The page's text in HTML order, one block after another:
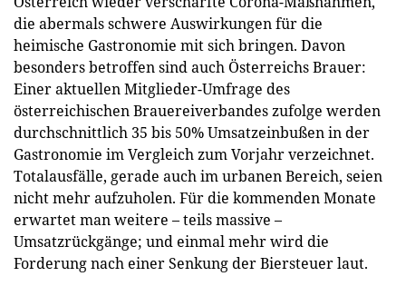
die abermals schwere Auswirkungen für die
heimische Gastronomie mit sich bringen. Davon
besonders betroffen sind auch Österreichs Brauer:
Einer aktuellen Mitglieder-Umfrage des
österreichischen Brauereiverbandes zufolge werden
durchschnittlich 35 bis 50% Umsatzeinbußen in der
Gastronomie im Vergleich zum Vorjahr verzeichnet.
Totalausfälle, gerade auch im urbanen Bereich, seien
nicht mehr aufzuholen. Für die kommenden Monate
erwartet man weitere – teils massive –
Umsatzrückgänge; und einmal mehr wird die
Forderung nach einer Senkung der Biersteuer laut.